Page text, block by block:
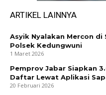
ARTIKEL LAINNYA
Asyik Nyalakan Mercon di
Polsek Kedungwuni
1 Maret 2026
Pemprov Jabar Siapkan
Daftar Lewat Aplikasi
20 Februari 2026